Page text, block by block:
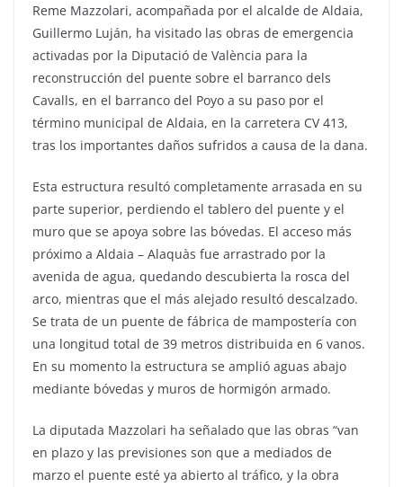
Reme Mazzolari, acompañada por el alcalde de Aldaia,
Guillermo Luján, ha visitado las obras de emergencia
activadas por la Diputació de València para la
reconstrucción del puente sobre el barranco dels
Cavalls, en el barranco del Poyo a su paso por el
término municipal de Aldaia, en la carretera CV 413,
tras los importantes daños sufridos a causa de la dana.
Esta estructura resultó completamente arrasada en su
parte superior, perdiendo el tablero del puente y el
muro que se apoya sobre las bóvedas. El acceso más
próximo a Aldaia – Alaquàs fue arrastrado por la
avenida de agua, quedando descubierta la rosca del
arco, mientras que el más alejado resultó descalzado.
Se trata de un puente de fábrica de mampostería con
una longitud total de 39 metros distribuida en 6 vanos.
En su momento la estructura se amplió aguas abajo
mediante bóvedas y muros de hormigón armado.
La diputada Mazzolari ha señalado que las obras “van
en plazo y las previsiones son que a mediados de
marzo el puente esté ya abierto al tráfico, y la obra